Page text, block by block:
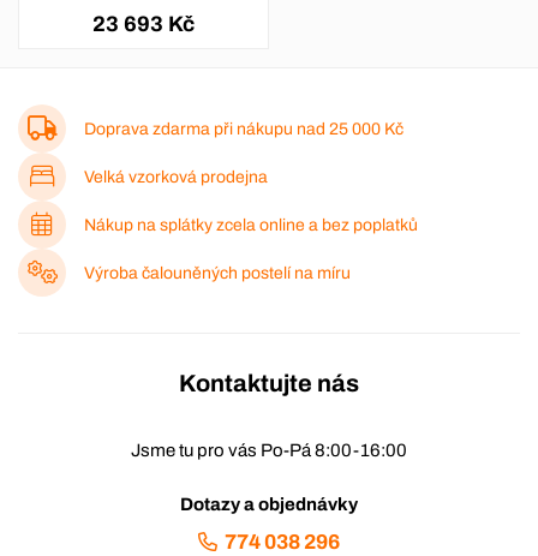
prostorem - výběr barev
23 693 Kč
Doprava zdarma při nákupu nad 25 000 Kč
Velká vzorková prodejna
Nákup na splátky zcela online a bez poplatků
Výroba čalouněných postelí na míru
Kontaktujte nás
Jsme tu pro vás Po-Pá 8:00-16:00
Dotazy a objednávky
774 038 296